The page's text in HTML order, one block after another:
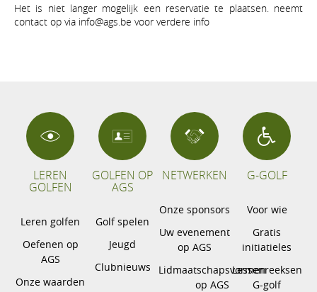
Het is niet langer mogelijk een reservatie te plaatsen. neemt
contact op via info@ags.be voor verdere info
LEREN
GOLFEN
Leren golfen
Oefenen op
AGS
Onze waarden
GOLFEN OP
AGS
Golf spelen
Jeugd
Clubnieuws
NETWERKEN
Onze sponsors
Uw evenement
op AGS
Lidmaatschapsvormen
op AGS
G-GOLF
Voor wie
Gratis
initiatieles
Lessenreeksen
G-golf